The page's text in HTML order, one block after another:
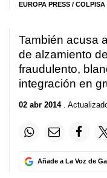
EUROPA PRESS / COLPISA
También acusa
de alzamiento
fraudulento,
integración en
02 abr 2014.
Añade a La Voz de